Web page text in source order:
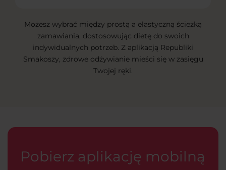
Możesz wybrać między prostą a elastyczną ścieżką
zamawiania, dostosowując dietę do swoich
indywidualnych potrzeb. Z aplikacją Republiki
Smakoszy, zdrowe odżywianie mieści się w zasięgu
Twojej ręki.
Pobierz aplikację mobilną